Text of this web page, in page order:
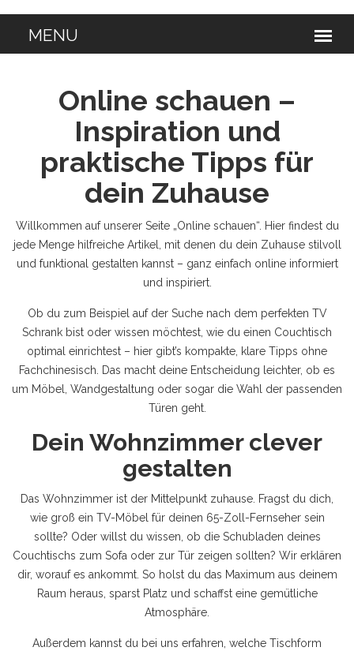
Online schauen –
Inspiration und
praktische Tipps für
dein Zuhause
Willkommen auf unserer Seite „Online schauen“. Hier findest du
jede Menge hilfreiche Artikel, mit denen du dein Zuhause stilvoll
und funktional gestalten kannst – ganz einfach online informiert
und inspiriert.
Ob du zum Beispiel auf der Suche nach dem perfekten TV
Schrank bist oder wissen möchtest, wie du einen Couchtisch
optimal einrichtest – hier gibt’s kompakte, klare Tipps ohne
Fachchinesisch. Das macht deine Entscheidung leichter, ob es
um Möbel, Wandgestaltung oder sogar die Wahl der passenden
Türen geht.
Dein Wohnzimmer clever
gestalten
Das Wohnzimmer ist der Mittelpunkt zuhause. Fragst du dich,
wie groß ein TV-Möbel für deinen 65-Zoll-Fernseher sein
sollte? Oder willst du wissen, ob die Schubladen deines
Couchtischs zum Sofa oder zur Tür zeigen sollten? Wir erklären
dir, worauf es ankommt. So holst du das Maximum aus deinem
Raum heraus, sparst Platz und schaffst eine gemütliche
Atmosphäre.
Außerdem kannst du bei uns erfahren, welche Tischform